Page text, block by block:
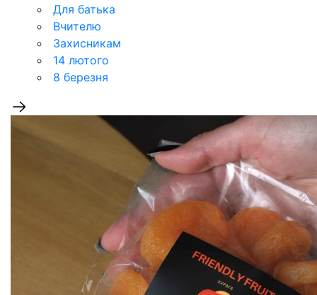
Для батька
Вчителю
Захисникам
14 лютого
8 березня